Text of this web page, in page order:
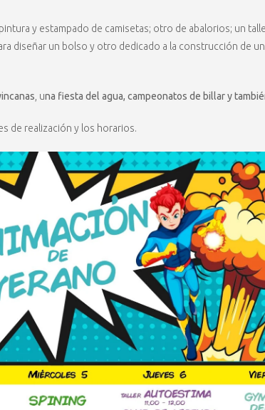
y estampado de camisetas; otro de abalorios; un
diseñar un bolso y otro dedicado a la construcción de
, una fiesta del agua, campeonatos de billar y
de realización y los horarios.